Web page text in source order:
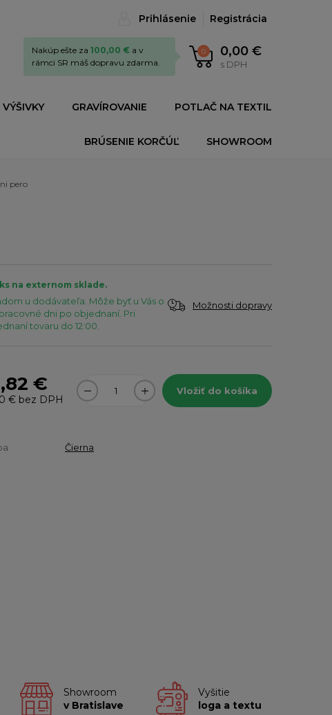
Prihlásenie Registrácia
0 0,00 €
s DPH
Nakúp ešte za 100,00 € a v
rámci SR máš dopravu zdarma.
VÝŠIVKY GRAVÍROVANIE POTLAČ NA TEXTIL
BRÚSENIE KORČÚĽ SHOWROOM
pero
ks na externom sklade.
u dodávateľa. Môže byť u Vás o
dni po objednaní. Pri
tovaru do 12:00.
Možnosti dopravy
€
€ bez DPH
Vložiť do košíka
Čierna
Showroom
v Bratislave
Vyšitie
loga a textu